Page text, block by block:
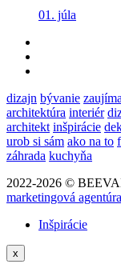
01. júla
dizajn bývanie
architektúra interiér
architekt inšpirácie
urob si sám ako na to
záhrada kuchyňa
2022-2026 ©
marketingová
Inšpirácie
x